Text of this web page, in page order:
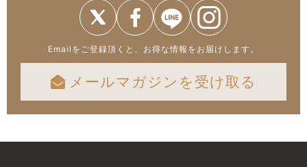
Emailをご登録頂くと、お得な情報をお届けします。
メールマガジンを受け取る